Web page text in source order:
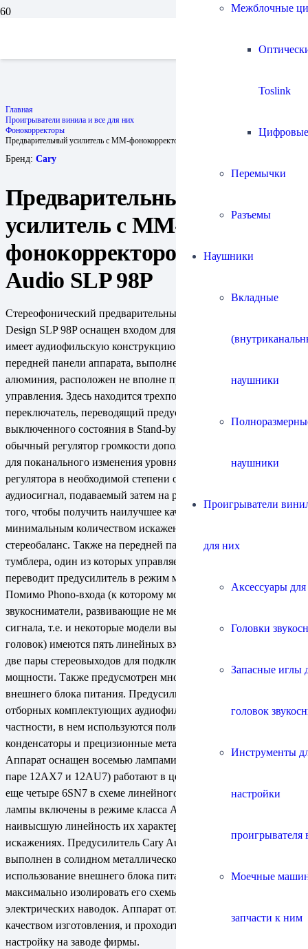
Межблочные
Toslink
Цифровые
Перемычки
Разъемы
Наушники
Вкладные
наушники
наушники
Проигрыватели
для них
Аксессуары
Головки
Запасные иглы
головок
Инструменты
настройки
проигрывателя
Моечные
запчасти к ним
Главная
Проигрыватели винила и все для них
Фонокорректоры
Предварительный усилитель с ММ-фонокорректором Cary Audio SLP 98P
Бренд: Cary
Предварительный
усилитель с ММ-
фонокорректором Cary
Audio SLP 98P
Стереофонический предварительный усилитель Cary Audio
Design SLP 98P оснащен входом для MM-звукоснимателя, и
имеет аудиофильскую конструкцию двойное моно. На
передней панели аппарата, выполненной из толстого листа
алюминия, расположен не вполне привычный набор органов
управления. Здесь находится трехпозиционный
переключатель, переводящий предусилитель из
выключенного состояния в Stand-by и рабочий режимы, а
обычный регулятор громкости дополнен двумя рукоятками
для поканального изменения уровня сигнала. Эти два
регулятора в необходимой степени ослабляют исходный
аудиосигнал, подаваемый затем на регулятор громкости для
того, чтобы получить наилучшее качество звука с
минимальным количеством искажений, и точный
стереобаланс. Также на передней панели имеются два
тумблера, один из которых управляет режимом Mute, а другой
переводит предусилитель в режим мониторинга записи.
Помимо Phono-входа (к которому можно подключать
звукосниматели, развивающие не менее 1,2 мВ выходного
сигнала, т.е. и некоторые модели высокоуровневых MC-
головок) имеются пять линейных входов, выход на запись и
две пары стереовыходов для подключения усилителей
мощности. Также предусмотрен многоштырьковый разъем для
внешнего блока питания. Предусилитель выполнен на базе
отборных комплектующих аудиофильского класса, в
частности, в нем используются полистирольные пленочные
конденсаторы и прецизионные металлопленочные резисторы.
Аппарат оснащен восемью лампами, четыре из который (по
паре 12AX7 и 12AU7) работают в цепях фонокорректора, а
еще четыре 6SN7 в схеме линейного усиления сигнала. Все
лампы включены в режиме класса А, что гарантирует
наивысшую линейность их характеристик при минимальных
искажениях. Предусилитель Cary Audio Design SLP 98P
выполнен в солидном металлическом корпусе, а
использование внешнего блока питания позволило
максимально изолировать его схемы от внешних
электрических наводок. Аппарат отличается очень высоким
качеством изготовления, и проходит индивидуальную
настройку на заводе фирмы.